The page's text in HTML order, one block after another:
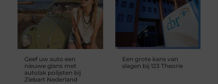
Geef uw auto een
nieuwe glans met
autolak polijsten bij
Ziebart Nederland
Een grote kans van
slagen bij 123 Theorie